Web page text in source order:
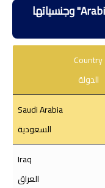
"Arabic Countries" وجنسياتها
Country
الدولة
Saudi Arabia
السعودية
Iraq
العراق